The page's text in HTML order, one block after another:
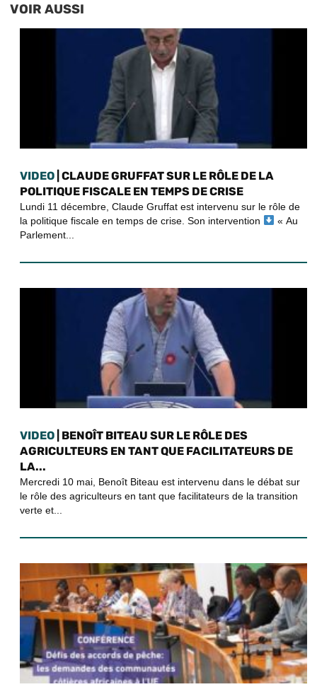
VOIR AUSSI
VIDEO | CLAUDE GRUFFAT SUR LE RÔLE DE LA
POLITIQUE FISCALE EN TEMPS DE CRISE
Lundi 11 décembre, Claude Gruffat est intervenu sur le rôle de
la politique fiscale en temps de crise. Son intervention
« Au
Parlement...
VIDEO | BENOÎT BITEAU SUR LE RÔLE DES
AGRICULTEURS EN TANT QUE FACILITATEURS DE
LA...
Mercredi 10 mai, Benoît Biteau est intervenu dans le débat sur
le rôle des agriculteurs en tant que facilitateurs de la transition
verte et...